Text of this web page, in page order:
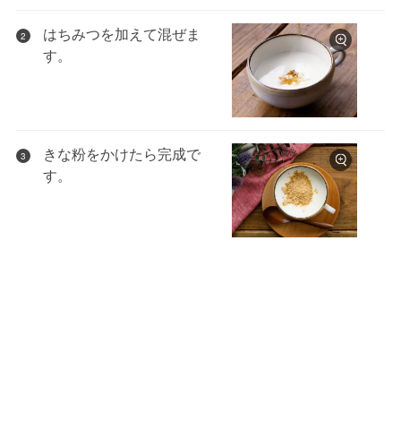
2
はちみつを加えて混ぜま
す。
3
きな粉をかけたら完成で
す。